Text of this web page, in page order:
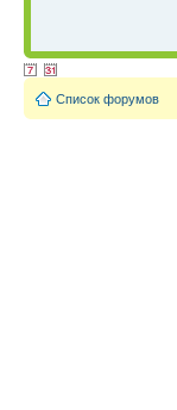
Список форумов